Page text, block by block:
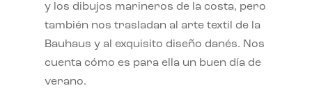
y los dibujos marineros de la costa, pero
también nos trasladan al arte textil de la
Bauhaus y al exquisito diseño danés. Nos
cuenta cómo es para ella un buen día de
verano.